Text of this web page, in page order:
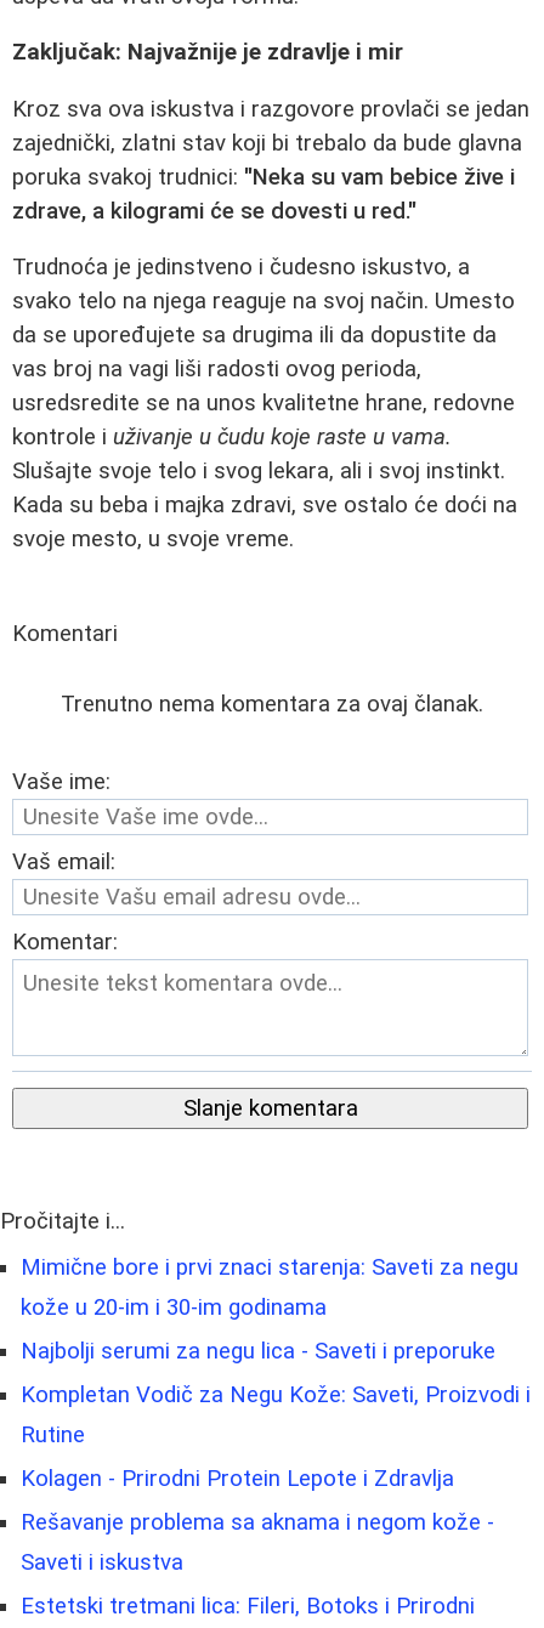
Zaključak: Najvažnije je zdravlje i mir
Kroz sva ova iskustva i razgovore provlači se jedan
zajednički, zlatni stav koji bi trebalo da bude glavna
poruka svakoj trudnici: "Neka su vam bebice žive i
zdrave, a kilogrami će se dovesti u red."
Trudnoća je jedinstveno i čudesno iskustvo, a
svako telo na njega reaguje na svoj način. Umesto
da se upoređujete sa drugima ili da dopustite da
vas broj na vagi liši radosti ovog perioda,
usredsredite se na unos kvalitetne hrane, redovne
kontrole i uživanje u čudu koje raste u vama.
Slušajte svoje telo i svog lekara, ali i svoj instinkt.
Kada su beba i majka zdravi, sve ostalo će doći na
svoje mesto, u svoje vreme.
Komentari
Trenutno nema komentara za ovaj članak.
Vaše ime:
Vaš email:
Komentar:
Slanje komentara
Pročitajte i...
Mimične bore i prvi znaci starenja: Saveti za negu
kože u 20-im i 30-im godinama
Najbolji serumi za negu lica - Saveti i preporuke
Kompletan Vodič za Negu Kože: Saveti, Proizvodi i
Rutine
Kolagen - Prirodni Protein Lepote i Zdravlja
Rešavanje problema sa aknama i negom kože -
Saveti i iskustva
Estetski tretmani lica: Fileri, Botoks i Prirodni